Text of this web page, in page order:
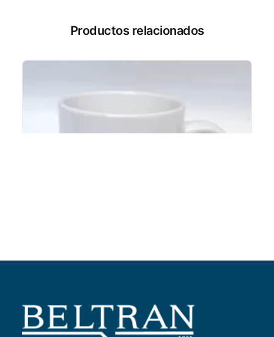
Productos relacionados
Taza Vespa 70 aniversario
606450M00W